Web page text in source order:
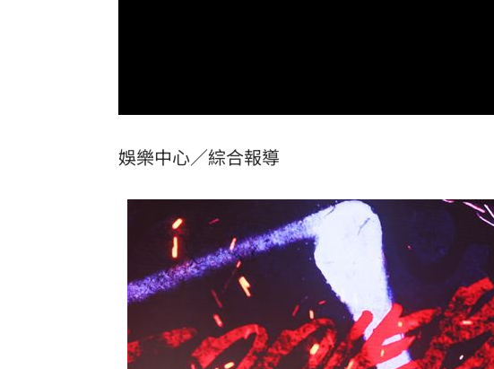
LIVE三立+24小時直播 15:27
三立iNEWS新聞台線上直播
商場戰國來臨 台中「頂奢大道」逐漸成形 12:00
台彩父親節推新刮刮樂千萬頭獎超「爸」氣 12:00
「拍片人的多重宇宙」職涯論壇9/12登場！ 10:30
8國球員齊聚高雄 Formosa 7s掀足球熱潮 10:00
理想混蛋號召粉絲跨海追星吃美食！ 18:15
娛樂中心／綜合報導